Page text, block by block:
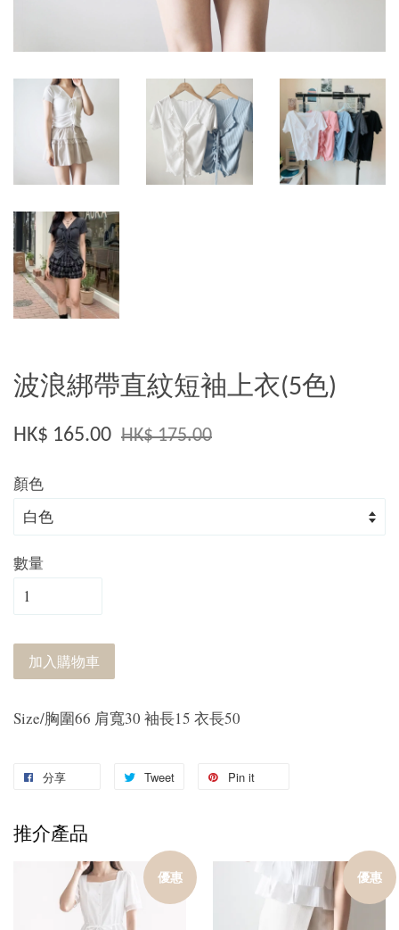
波浪綁帶直紋短袖上衣(5色)
HK$ 165.00 HK$ 175.00
顏色
數量
加入購物車
Size/胸圍66 肩寬30 袖長15 衣長50
分享 Tweet Pin it
推介產品
優惠 優惠